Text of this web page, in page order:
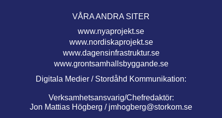
VÅRA ANDRA SITER
www.nyaprojekt.se
www.nordiskaprojekt.se
www.dagensinfrastruktur.se
www.grontsamhallsbyggande.se
Digitala Medier / Stordåhd Kommunikation:
Verksamhetsansvarig/Chefredaktör:
Jon Mattias Högberg / jmhogberg@storkom.se